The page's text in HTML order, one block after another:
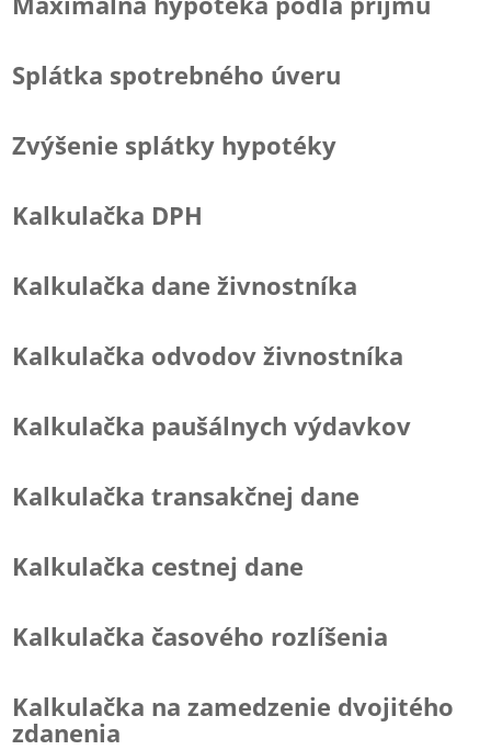
Splátka spotrebného úveru
Zvýšenie splátky hypotéky
Kalkulačka DPH
Kalkulačka dane živnostníka
Kalkulačka odvodov živnostníka
Kalkulačka paušálnych výdavkov
Kalkulačka transakčnej dane
Kalkulačka cestnej dane
Kalkulačka časového rozlíšenia
Kalkulačka na zamedzenie dvojitého
zdanenia